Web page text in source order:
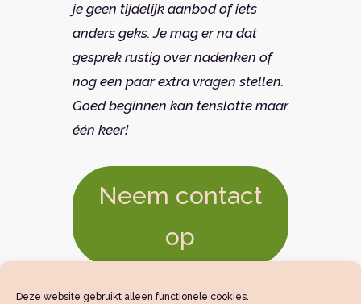
Deze website gebruikt alleen functionele cookies.
je geen tijdelijk aanbod of iets
anders geks. Je mag er na dat
gesprek rustig over nadenken of
nog een paar extra vragen stellen.
Goed beginnen kan tenslotte maar
één keer!
Neem contact
op